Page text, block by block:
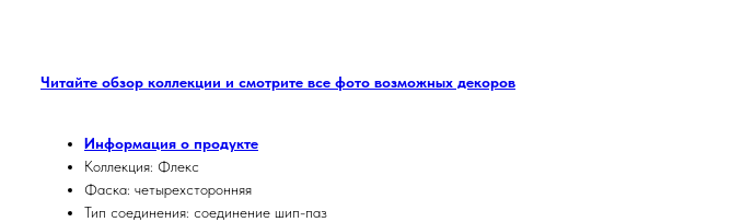
Читайте обзор коллекции и смотрите все фото возможных декоров
Информация о продукте
Коллекция: Флекс
Фаска: четырехсторонняя
Тип соединения: соединение шип-паз